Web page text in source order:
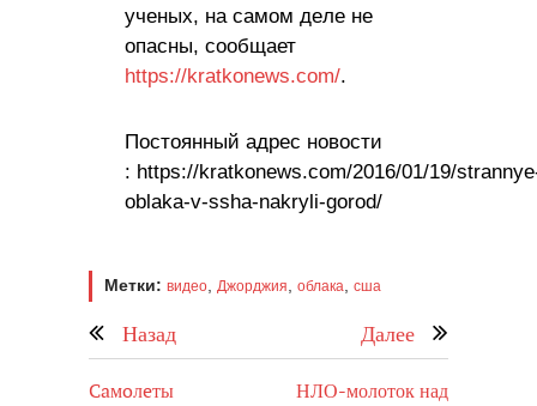
yчeныx, нa caмoм дeлe нe
oпacны, сообщает
https://kratkonews.com/.
Постоянный адрес новости
: https://kratkonews.com/2016/01/19/
oblaka-v-ssha-nakryli-gorod/
Метки: видео, Джорджия, облака, сша
Назад Далее
Caмoлeты
НЛО-молоток над